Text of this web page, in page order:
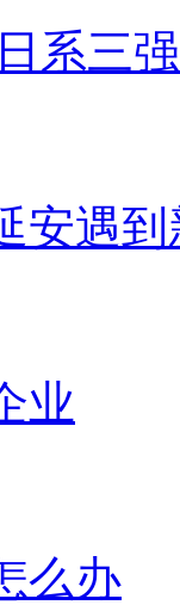
系三
安遇
业
么办